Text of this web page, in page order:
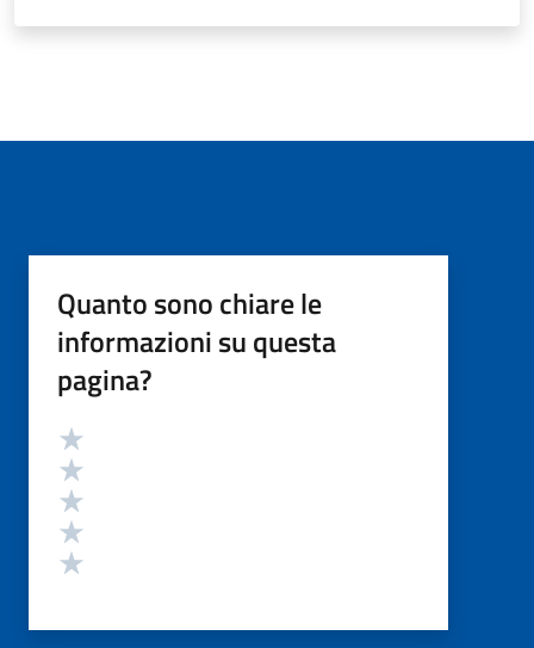
Quanto sono chiare le
informazioni su questa
pagina?
Valutazione